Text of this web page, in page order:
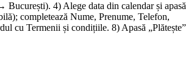
București). 4) Alege data din calendar și apasă
completează Nume, Prenume, Telefon,
cu Termenii și condițiile. 8) Apasă „Plătește”